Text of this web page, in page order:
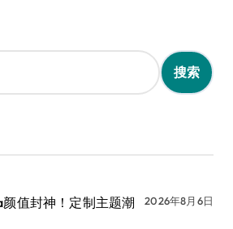
值封神！定制主题潮
2026年8月6日